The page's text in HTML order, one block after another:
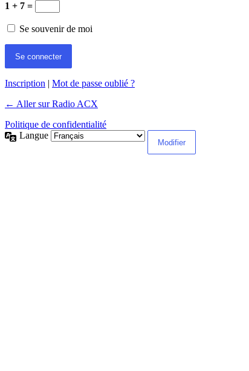
1 + 7 =
Se souvenir de moi
Inscription | Mot de passe oublié ?
← Aller sur Radio ACX
Politique de confidentialité
Langue